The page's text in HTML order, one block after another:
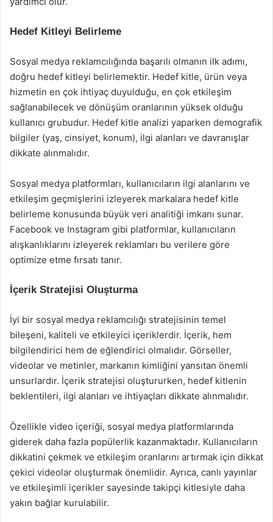
Hedef Kitleyi Belirleme
Sosyal medya reklamcılığında başarılı olmanın ilk adımı,
doğru hedef kitleyi belirlemektir. Hedef kitle, ürün veya
hizmetin en çok ihtiyaç duyulduğu, en çok etkileşim
sağlanabilecek ve dönüşüm oranlarının yüksek olduğu
kullanıcı grubudur. Hedef kitle analizi yaparken demografik
bilgiler (yaş, cinsiyet, konum), ilgi alanları ve davranışlar
dikkate alınmalıdır.
Sosyal medya platformları, kullanıcıların ilgi alanlarını ve
etkileşim geçmişlerini izleyerek markalara hedef kitle
belirleme konusunda büyük veri analitiği imkanı sunar.
Facebook ve Instagram gibi platformlar, kullanıcıların
alışkanlıklarını izleyerek reklamları bu verilere göre
optimize etme fırsatı tanır.
İçerik Stratejisi Oluşturma
İyi bir sosyal medya reklamcılığı stratejisinin temel
bileşeni, kaliteli ve etkileyici içeriklerdir. İçerik, hem
bilgilendirici hem de eğlendirici olmalıdır. Görseller,
videolar ve metinler, markanın kimliğini yansıtan önemli
unsurlardır. İçerik stratejisi oluştururken, hedef kitlenin
beklentileri, ilgi alanları ve ihtiyaçları dikkate alınmalıdır.
Özellikle video içeriği, sosyal medya platformlarında
giderek daha fazla popülerlik kazanmaktadır. Kullanıcıların
dikkatini çekmek ve etkileşim oranlarını artırmak için dikkat
çekici videolar oluşturmak önemlidir. Ayrıca, canlı yayınlar
ve etkileşimli içerikler sayesinde takipçi kitlesiyle daha
yakın bağlar kurulabilir.